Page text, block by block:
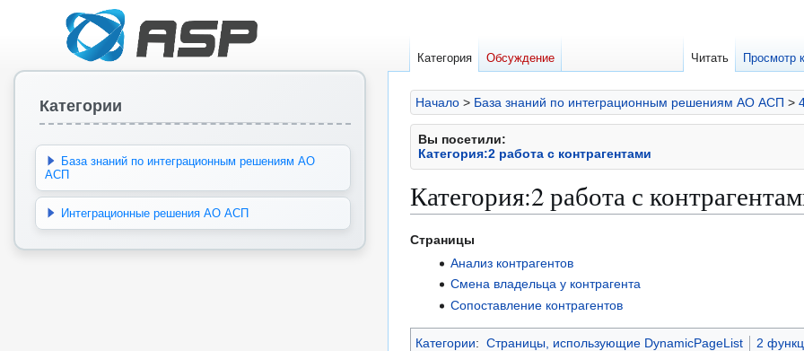
Начало > База знаний по интеграционным решениям АО АСП >
Вы посетили:
Категория:2 работа с контрагентами
Категория:2 работа с
Перейти
навигации
Перейти
Страницы
Анализ контрагентов
Смена владельца у контрагента
Сопоставление контрагентов
Категории: Страницы, использующие DynamicPageList 2
Категория Обсуждение Читать Просмотр
Категории
База знаний по интеграционным решениям АО
АСП
Интеграционные решения АО АСП